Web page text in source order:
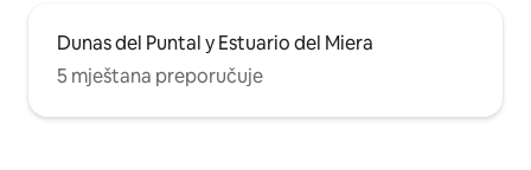
Dunas del Puntal y Estuario del Miera
5 mještana preporučuje